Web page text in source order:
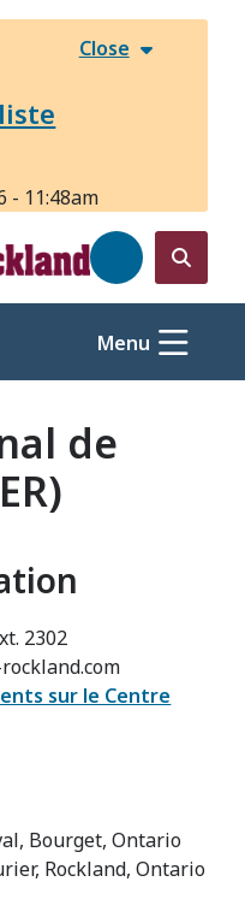
Close
- 11:48am
Open
the
search
form
Menu
de
2302
sur le Centre
Bourget, Ontario
Rockland, Ontario